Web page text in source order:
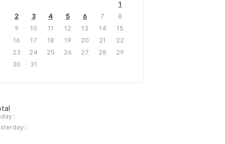
1
2
3 4 5 6 7
8
9
10 11 12 13 14
15
16
17 18 19 20 21
22
23
24 25 26 27 28
29
30
31
:
: